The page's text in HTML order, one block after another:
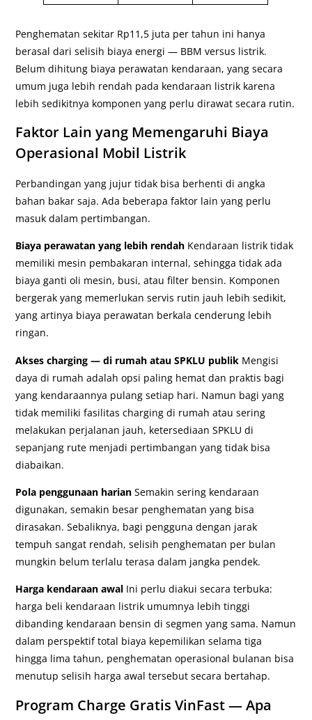
Penghematan sekitar Rp11,5 juta per tahun ini hanya
berasal dari selisih biaya energi — BBM versus listrik.
Belum dihitung biaya perawatan kendaraan, yang secara
umum juga lebih rendah pada kendaraan listrik karena
lebih sedikitnya komponen yang perlu dirawat secara rutin.
Faktor Lain yang Memengaruhi Biaya
Operasional Mobil Listrik
Perbandingan yang jujur tidak bisa berhenti di angka
bahan bakar saja. Ada beberapa faktor lain yang perlu
masuk dalam pertimbangan.
Biaya perawatan yang lebih rendah Kendaraan listrik tidak
memiliki mesin pembakaran internal, sehingga tidak ada
biaya ganti oli mesin, busi, atau filter bensin. Komponen
bergerak yang memerlukan servis rutin jauh lebih sedikit,
yang artinya biaya perawatan berkala cenderung lebih
ringan.
Akses charging — di rumah atau SPKLU publik Mengisi
daya di rumah adalah opsi paling hemat dan praktis bagi
yang kendaraannya pulang setiap hari. Namun bagi yang
tidak memiliki fasilitas charging di rumah atau sering
melakukan perjalanan jauh, ketersediaan SPKLU di
sepanjang rute menjadi pertimbangan yang tidak bisa
diabaikan.
Pola penggunaan harian Semakin sering kendaraan
digunakan, semakin besar penghematan yang bisa
dirasakan. Sebaliknya, bagi pengguna dengan jarak
tempuh sangat rendah, selisih penghematan per bulan
mungkin belum terlalu terasa dalam jangka pendek.
Harga kendaraan awal Ini perlu diakui secara terbuka:
harga beli kendaraan listrik umumnya lebih tinggi
dibanding kendaraan bensin di segmen yang sama. Namun
dalam perspektif total biaya kepemilikan selama tiga
hingga lima tahun, penghematan operasional bulanan bisa
menutup selisih harga awal tersebut secara bertahap.
Program Charge Gratis VinFast — Apa